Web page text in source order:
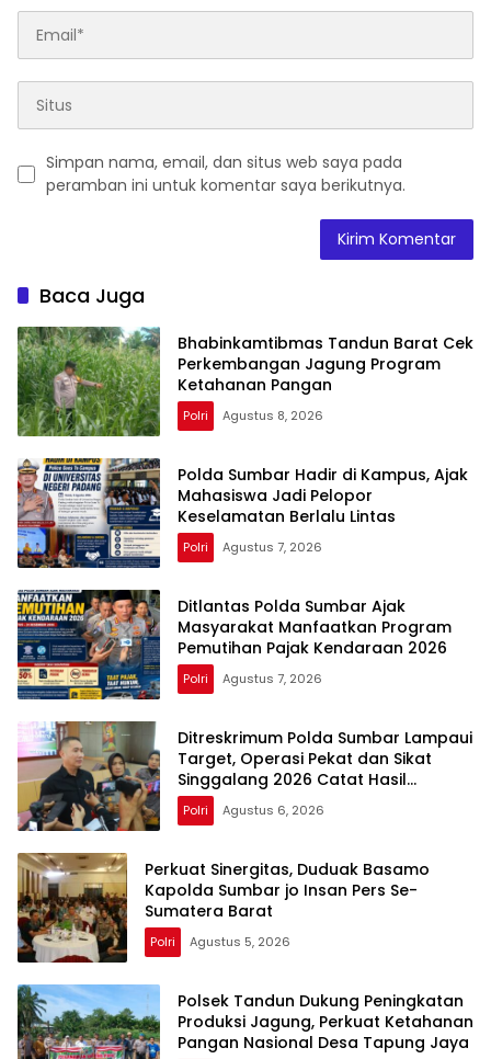
Simpan nama, email, dan situs web saya pada
peramban ini untuk komentar saya berikutnya.
Baca Juga
Bhabinkamtibmas Tandun Barat Cek
Perkembangan Jagung Program
Ketahanan Pangan
Polri Agustus 8, 2026
Polda Sumbar Hadir di Kampus, Ajak
Mahasiswa Jadi Pelopor
Keselamatan Berlalu Lintas
Polri Agustus 7, 2026
Ditlantas Polda Sumbar Ajak
Masyarakat Manfaatkan Program
Pemutihan Pajak Kendaraan 2026
Polri Agustus 7, 2026
Ditreskrimum Polda Sumbar Lampaui
Target, Operasi Pekat dan Sikat
Singgalang 2026 Catat Hasil
Maksimal
Polri Agustus 6, 2026
Perkuat Sinergitas, Duduak Basamo
Kapolda Sumbar jo Insan Pers Se-
Sumatera Barat
Polri Agustus 5, 2026
Polsek Tandun Dukung Peningkatan
Produksi Jagung, Perkuat Ketahanan
Pangan Nasional Desa Tapung Jaya